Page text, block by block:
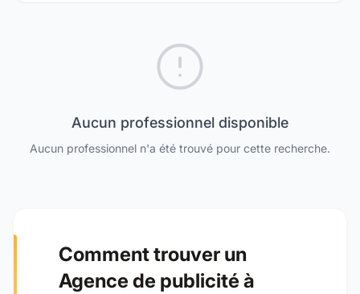
Aucun professionnel disponible
Aucun professionnel n'a été trouvé pour cette recherche.
Comment trouver un
Agence de publicité à